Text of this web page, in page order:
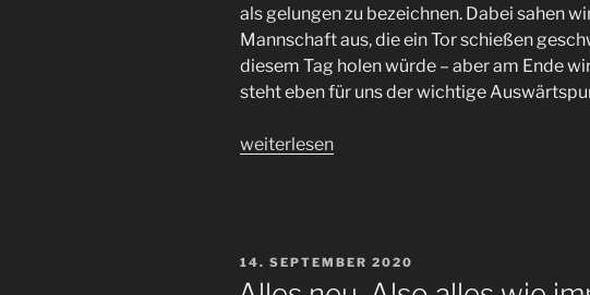
als gelungen zu bezeichnen. Dabei sahen
Mannschaft aus, die ein Tor schießen
diesem Tag holen würde – aber am Ende
steht eben für uns der wichtige
„Im
Ligaauftakt
weiterlesen
VERÖFFENTLICHT
AM
14. SEPTEMBER 2020